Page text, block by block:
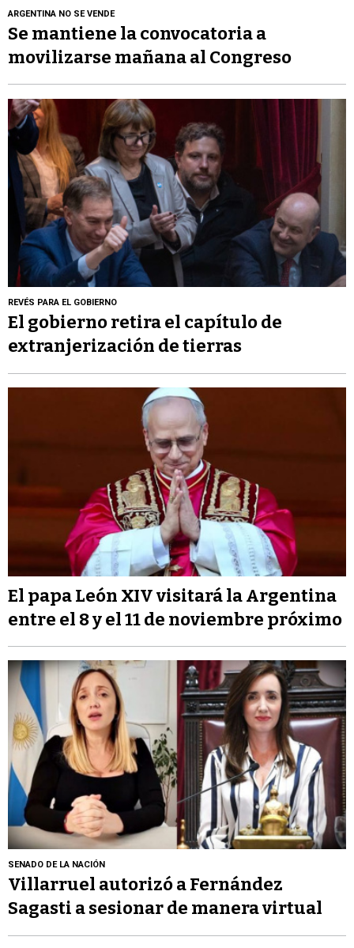
ARGENTINA NO SE VENDE
Se mantiene la convocatoria a
movilizarse mañana al Congreso
REVÉS PARA EL GOBIERNO
El gobierno retira el capítulo de
extranjerización de tierras
El papa León XIV visitará la Argentina
entre el 8 y el 11 de noviembre próximo
SENADO DE LA NACIÓN
Villarruel autorizó a Fernández
Sagasti a sesionar de manera virtual